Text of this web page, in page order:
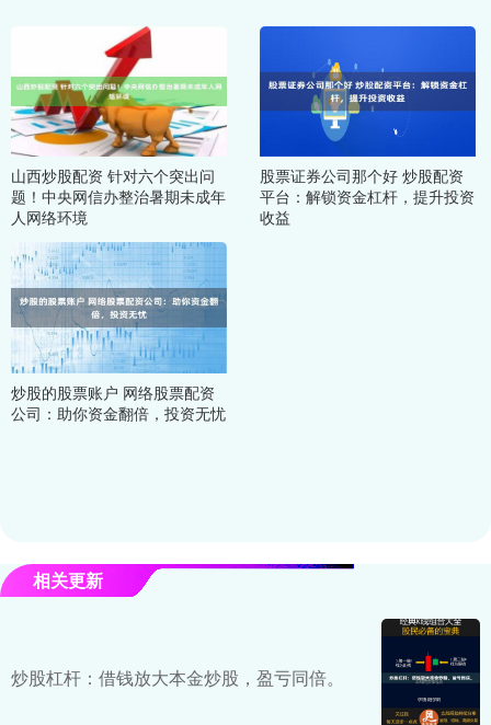
山西炒股配资 针对六个突出问
题！中央网信办整治暑期未成年
人网络环境
股票证券公司那个好 炒股配资
平台：解锁资金杠杆，提升投资
收益
炒股的股票账户 网络股票配资
公司：助你资金翻倍，投资无忧
相关更新
炒股杠杆：借钱放大本金炒股，盈亏同倍。